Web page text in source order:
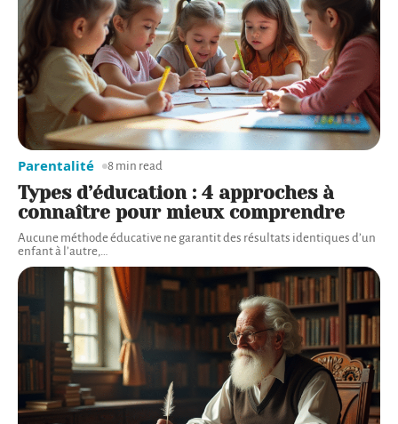
Types d’éducation : 4 approches à
connaître pour mieux comprendre
Aucune méthode éducative ne garantit des résultats identiques d’un
enfant à l’autre,…
Parentalité 8 min read